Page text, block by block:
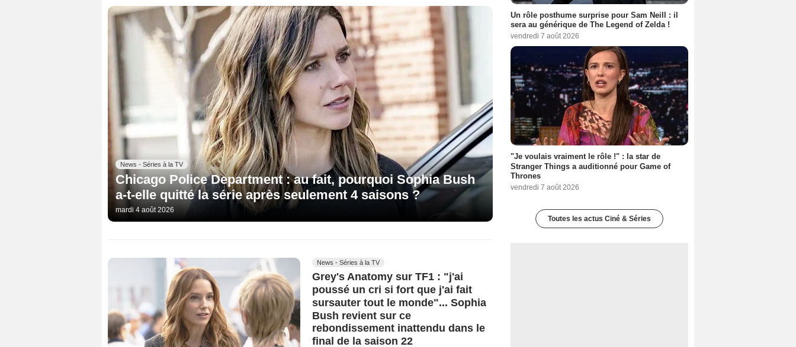
News - Séries à la TV
Chicago Police Department : au fait, pourquoi Sophia Bush
a-t-elle quitté la série après seulement 4 saisons ?
mardi 4 août 2026
News - Séries à la TV
Grey's Anatomy sur TF1 : "j'ai
poussé un cri si fort que j'ai fait
sursauter tout le monde"... Sophia
Bush revient sur ce
rebondissement inattendu dans le
final de la saison 22
Un rôle posthume surprise pour Sam Neill : il
sera au générique de The Legend of Zelda !
vendredi 7 août 2026
"Je voulais vraiment le rôle !" : la star de
Stranger Things a auditionné pour Game of
Thrones
vendredi 7 août 2026
Toutes les actus Ciné & Séries